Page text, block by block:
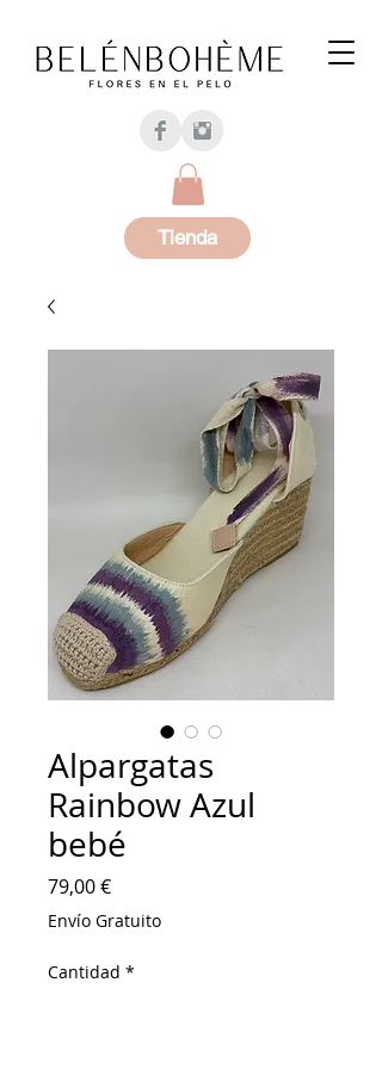
Tienda
Alpargatas
Rainbow Azul
bebé
79,00 €Precio
Envío Gratuito
Cantidad *